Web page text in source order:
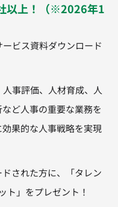
以上！（※2026年1
ビス資料ダウンロード
事評価、人材育成、人
ど人事の重要な業務を
果的な人事戦略を実現
された方に、「タレン
ト」をプレゼント！